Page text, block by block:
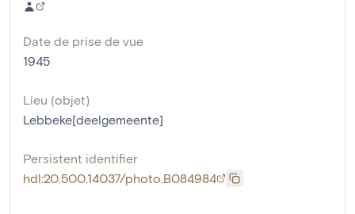
Date de prise de vue
1945
Lieu (objet)
Lebbeke[deelgemeente]
Persistent identifier
hdl:20.500.14037/photo.B084984